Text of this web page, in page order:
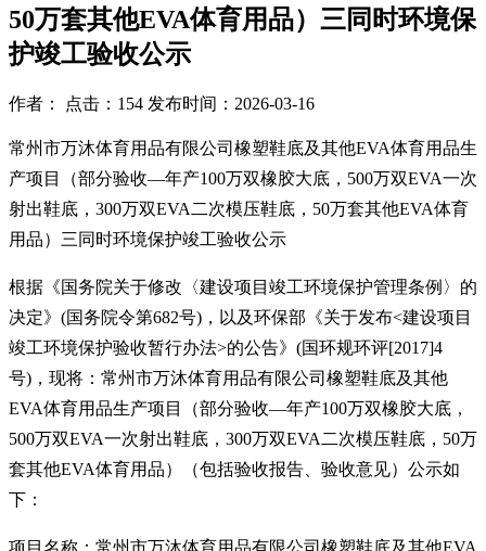
50万套其他EVA体育用品）三同时环境保
护竣工验收公示
作者： 点击：154 发布时间：2026-03-16
常州市万沐体育用品有限公司橡塑鞋底及其他EVA体育用品生
产项目（部分验收—年产100万双橡胶大底， 500万双EVA一次
射出鞋底， 300万双EVA 二次模压鞋底， 50万套其他EVA体育
用品） 三同时环境保护竣工验收公示
根据《国务院关于修改〈建设项目竣工环境保护管理条例〉的
决定》 (国务院令第682号) ，以及环保部《关于发布<建设项目
竣工环境保护验收暂行办法>的公告》 (国环规环评[2017]4
号) ，现将： 常州市万沐体育用品有限公司橡塑鞋底及其他
EVA体育用品生产项目（部分验收—年产100万双橡胶大底，
500万双EVA一次射出鞋底， 300万双EVA 二次模压鞋底， 50万
套其他EVA体育用品）
（包括验收报告、验收意见）公示如
下：
项目名称： 常州市万沐体育用品有限公司橡塑鞋底及其他EVA